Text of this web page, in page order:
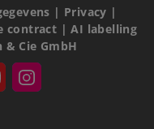
| Privacy |
contract |AI labelling
Cie GmbH